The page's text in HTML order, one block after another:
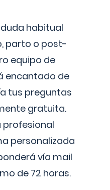
habitual
parto o post-
equipo de
encantado de
tus preguntas
gratuita.
profesional
personalizada
vía mail
de 72 horas.